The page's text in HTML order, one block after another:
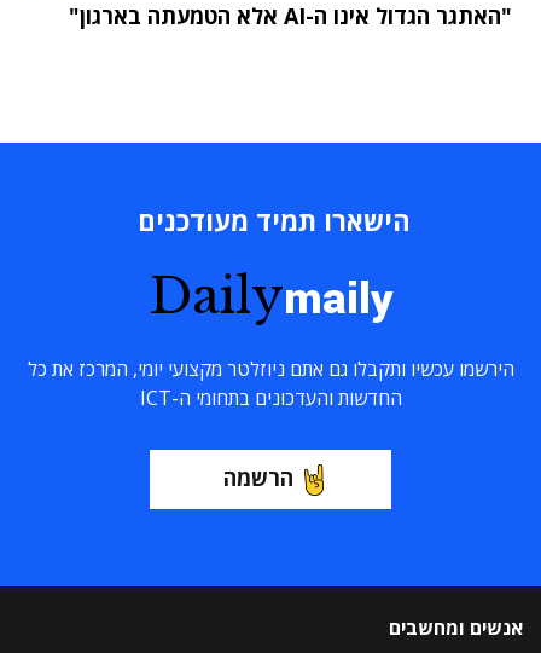
"האתגר הגדול אינו ה-AI אלא הטמעתה בארגון"
הישארו תמיד מעודכנים
Dailymaily
הירשמו עכשיו ותקבלו גם אתם ניוזלטר מקצועי יומי, המרכז את כל
החדשות והעדכונים בתחומי ה-ICT
הרשמה
אנשים ומחשבים